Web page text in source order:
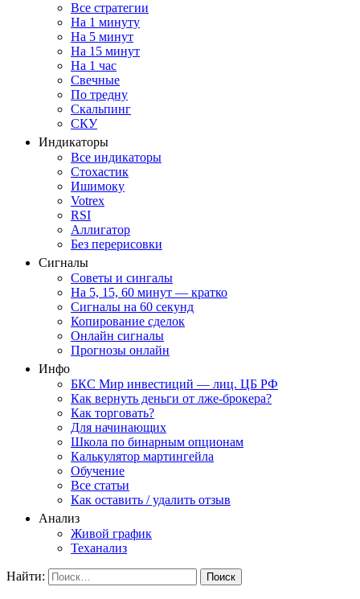
Все стратегии
На 1 минуту
На 5 минут
На 15 минут
На 1 час
Свечные
По тредну
Скальпинг
СКУ
Индикаторы
Все индикаторы
Стохастик
Ишимоку
Votrex
RSI
Аллигатор
Без перерисовки
Сигналы
Советы и сингалы
На 5, 15, 60 минут — кратко
Сигналы на 60 секунд
Копирование сделок
Онлайн сигналы
Прогнозы онлайн
Инфо
БКС Мир инвестиций — лиц. ЦБ РФ
Как вернуть деньги от лже-брокера?
Как торговать?
Для начинающих
Школа по бинарным опционам
Калькулятор мартингейла
Обучение
Все статьи
Как оставить / удалить отзыв
Анализ
Живой график
Теханализ
Найти: